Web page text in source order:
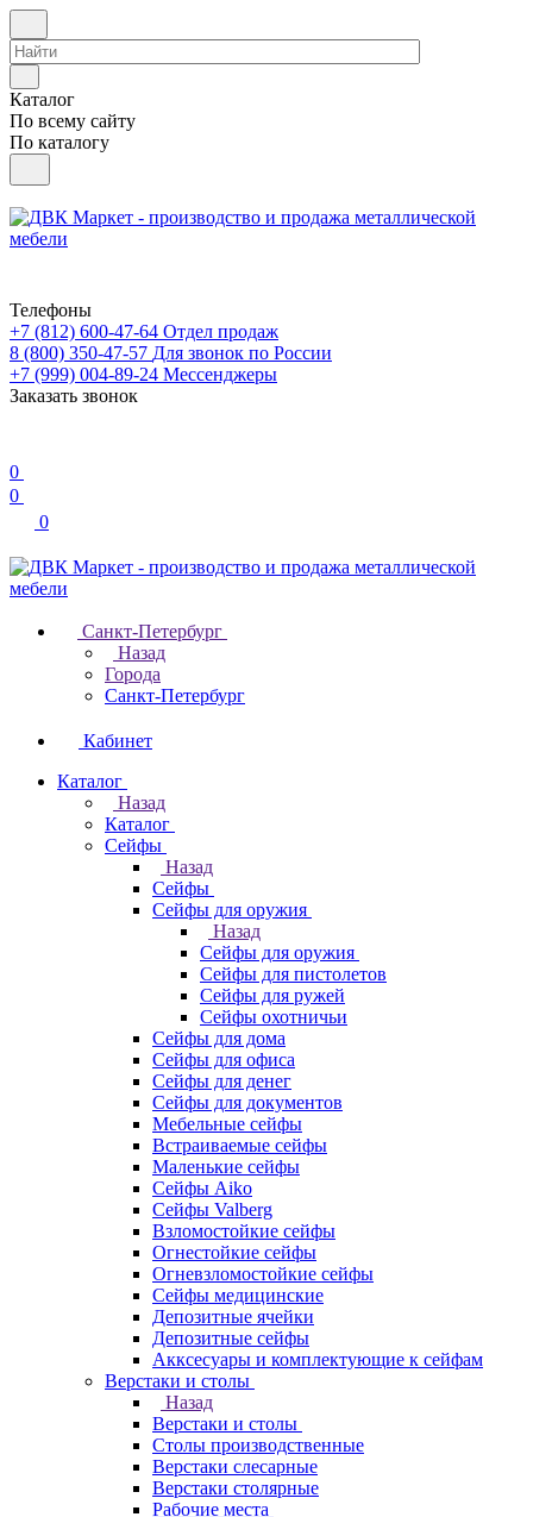
Каталог
По всему сайту
По каталогу
Телефоны
+7 (812) 600-47-64 Отдел продаж
8 (800) 350-47-57 Для звонок по России
+7 (999) 004-89-24 Мессенджеры
Заказать звонок
0
0
0
Санкт-Петербург
Назад
Города
Санкт-Петербург
Кабинет
Каталог
Назад
Каталог
Cейфы
Назад
Cейфы
Cейфы для оружия
Назад
Cейфы для оружия
Сейфы для пистолетов
Сейфы для ружей
Сейфы охотничьи
Cейфы для дома
Cейфы для офиса
Сейфы для денег
Сейфы для документов
Мебельные сейфы
Встраиваемые сейфы
Маленькие сейфы
Сейфы Aiko
Сейфы Valberg
Взломостойкие сейфы
Огнестойкие сейфы
Огневзломостойкие сейфы
Сейфы медицинские
Депозитные ячейки
Депозитные сейфы
Акксесуары и комплектующие к сейфам
Верстаки и столы
Назад
Верстаки и столы
Столы производственные
Верстаки слесарные
Верстаки столярные
Рабочие места